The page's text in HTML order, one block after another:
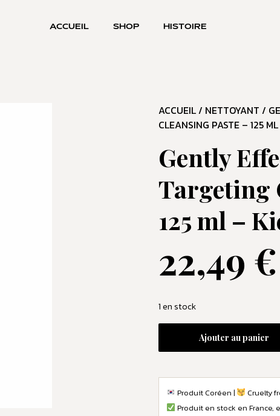
ACCUEIL SHOP HISTOIRE
ACCUEIL/ NETTOYANT /
CLEANSING PASTE – 125 ML
Gently
Targeting
125 ml –
22,49 €
1 en stock
Ajouter au panier
Produit Coréen | Cruelty
Produit en stock en France,